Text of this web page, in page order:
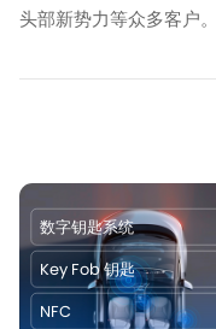
头部新势力等众多客户。
数字钥匙系统
Key Fob 钥匙
NFC